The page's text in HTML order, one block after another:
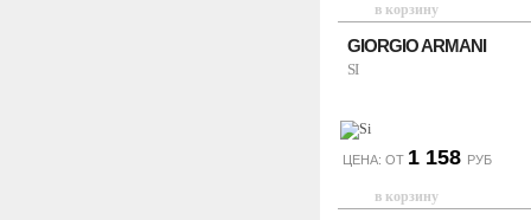
GIORGIO ARMANI
SI
ЦЕНА: ОТ 1 158 РУБ